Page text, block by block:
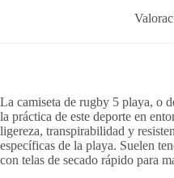
La camiseta de rugby 5 playa, o
la práctica de este deporte en
ligereza, transpirabilidad y
específicas de la playa. Suelen
con telas de secado rápido para